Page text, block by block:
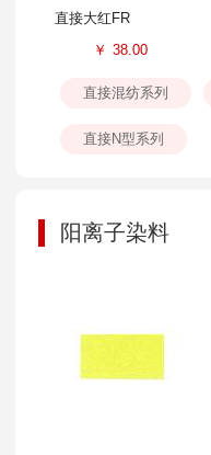
直接大红FR
￥ 38.00
直接混纺系列
直接N型系列
阳离子染料